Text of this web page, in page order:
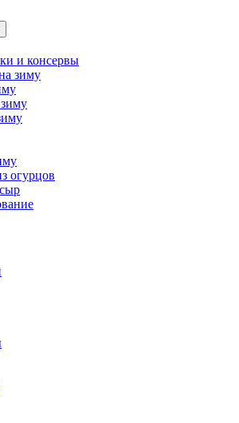
и консервы
зиму
огурцов